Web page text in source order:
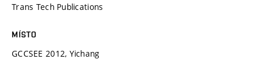
Trans Tech Publications
MÍSTO
GCCSEE 2012, Yichang